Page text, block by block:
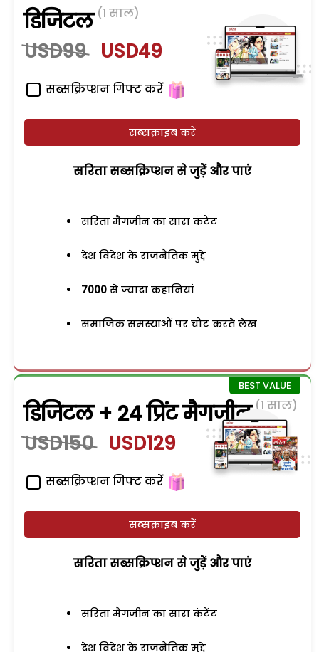
डिजिटल (1 साल)
USD99 USD49
सब्सक्रिप्शन गिफ्ट करें
सब्सक्राइब करें
सरिता सब्सक्रिप्शन से जुड़ेें और पाएं
सरिता मैगजीन का सारा कंटेंट
देश विदेश के राजनैतिक मुद्दे
7000 से ज्यादा कहानियां
समाजिक समस्याओं पर चोट करते लेख
डिजिटल + 24 प्रिंट मैगजीन (1 साल)
USD150 USD129
सब्सक्रिप्शन गिफ्ट करें
सब्सक्राइब करें
सरिता सब्सक्रिप्शन से जुड़ेें और पाएं
सरिता मैगजीन का सारा कंटेंट
देश विदेश के राजनैतिक मुद्दे